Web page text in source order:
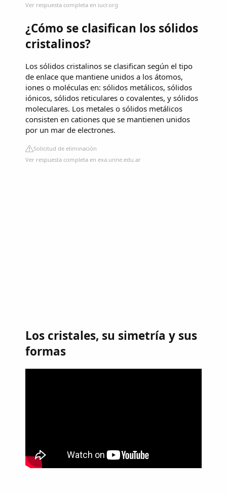
Ver respuesta completa en iucr.org
¿Cómo se clasifican los sólidos
cristalinos?
Los sólidos cristalinos se clasifican según el tipo
de enlace que mantiene unidos a los átomos,
iones o moléculas en: sólidos metálicos, sólidos
iónicos, sólidos reticulares o covalentes, y sólidos
moleculares. Los metales o sólidos metálicos
consisten en cationes que se mantienen unidos
por un mar de electrones.
Solicitud de eliminación
Ver respuesta completa en exa.unne.edu.ar
Los cristales, su simetría y sus
formas